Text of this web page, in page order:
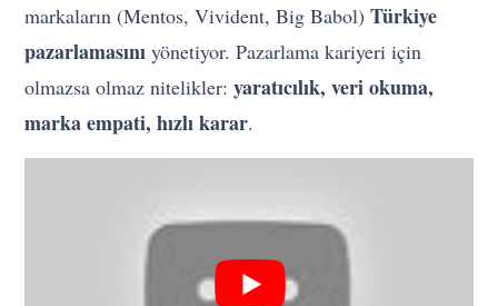
markaların (Mentos, Vivident, Big Babol)Türkiye
pazarlamasını yönetiyor. Pazarlama kariyeri için
olmazsa olmaz nitelikler:yaratıcılık, veri okuma,
marka empati, hızlı karar.